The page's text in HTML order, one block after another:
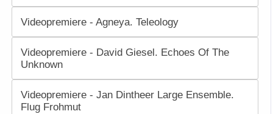
Videopremiere - Agneya. Teleology
Videopremiere - David Giesel. Echoes Of The
Unknown
Videopremiere - Jan Dintheer Large Ensemble.
Flug Frohmut